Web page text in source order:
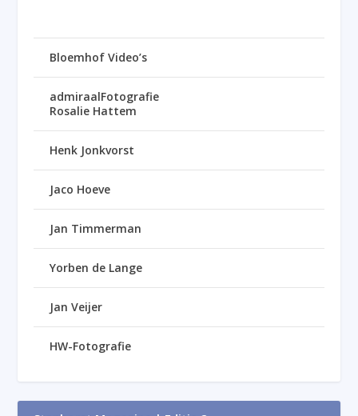
Bloemhof Video’s
admiraalFotografie
Rosalie Hattem
Henk Jonkvorst
Jaco Hoeve
Jan Timmerman
Yorben de Lange
Jan Veijer
HW-Fotografie